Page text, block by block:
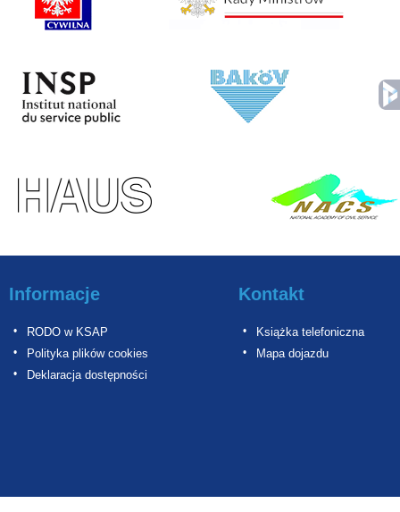
Informacje
RODO w KSAP
Polityka plików cookies
Deklaracja dostępności
Kontakt
Książka telefoniczna
Mapa dojazdu